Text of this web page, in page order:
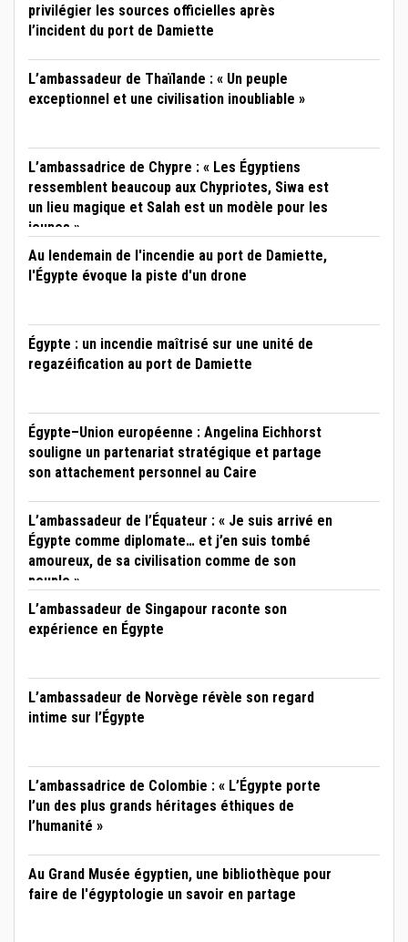
privilégier les sources officielles après
l’incident du port de Damiette
L’ambassadeur de Thaïlande : « Un peuple
exceptionnel et une civilisation inoubliable »
L’ambassadrice de Chypre : « Les Égyptiens
ressemblent beaucoup aux Chypriotes, Siwa est
un lieu magique et Salah est un modèle pour les
jeunes »
Au lendemain de l'incendie au port de Damiette,
l'Égypte évoque la piste d'un drone
Égypte : un incendie maîtrisé sur une unité de
regazéification au port de Damiette
Égypte–Union européenne : Angelina Eichhorst
souligne un partenariat stratégique et partage
son attachement personnel au Caire
L’ambassadeur de l’Équateur : « Je suis arrivé en
Égypte comme diplomate… et j’en suis tombé
amoureux, de sa civilisation comme de son
peuple »
L’ambassadeur de Singapour raconte son
expérience en Égypte
L’ambassadeur de Norvège révèle son regard
intime sur l’Égypte
L’ambassadrice de Colombie : « L’Égypte porte
l’un des plus grands héritages éthiques de
l’humanité »
Au Grand Musée égyptien, une bibliothèque pour
faire de l'égyptologie un savoir en partage